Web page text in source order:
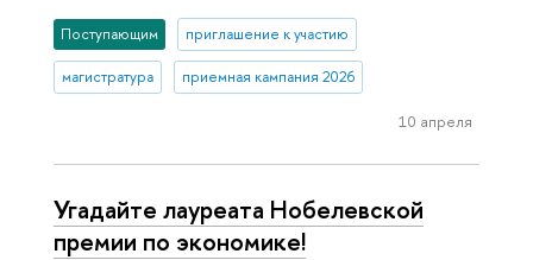
Поступающим приглашение к участию
магистратура приемная кампания 2026
10 апреля
Угадайте лауреата Нобелевской
премии по экономике!